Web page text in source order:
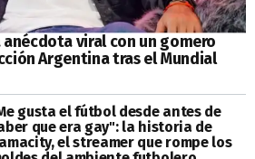
anécdota viral con un gomero
Argentina tras el Mundial
gusta el fútbol desde antes de
que era gay": la historia de
el streamer que rompe los